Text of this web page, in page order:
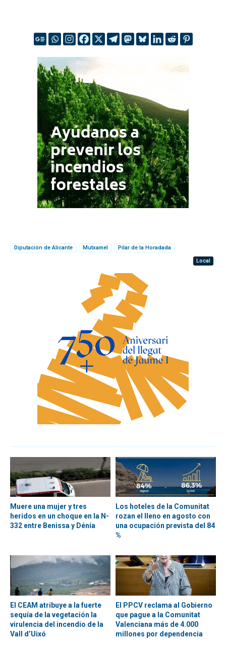
Diputación de Alicante Mutxamel
Pilar de la Horadada
Local
Muere una mujer y tres
heridos en un choque en la N-
332 entre Benissa y Dénia
Los hoteles de la Comunitat
rozan el lleno en agosto con
una ocupación prevista del 84
%
El CEAM atribuye a la fuerte
sequía de la vegetación la
virulencia del incendio de la
Vall d’Uixó
El PPCV reclama al Gobierno
que pague a la Comunitat
Valenciana más de 4.000
millones por dependencia